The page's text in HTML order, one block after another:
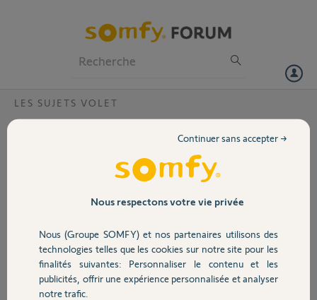
Volet
Sécurité
Domotique
LES SUJETS VOLET
affecter 1ere télécommande volet roulant
je viens d'installer une nouvelle fenêtre avec VR intégré avec moteur
Ce moteur est connecté à mon horloge centrale qui commande tous
les volets roulants de la maison.
Comment faire pour en affecter une neuve à ce volet si possible sans
dérégler la commande centrale ?
Par avance merci et bonne journée
Nous respectons votre vie privée
Nous (Groupe SOMFY) et nos partenaires utilisons des
technologies telles que les cookies sur notre site pour les
finalités suivantes: Personnaliser le contenu et les
publicités, offrir une expérience personnalisée et analyser
notre trafic.
Continuer sans accepter →